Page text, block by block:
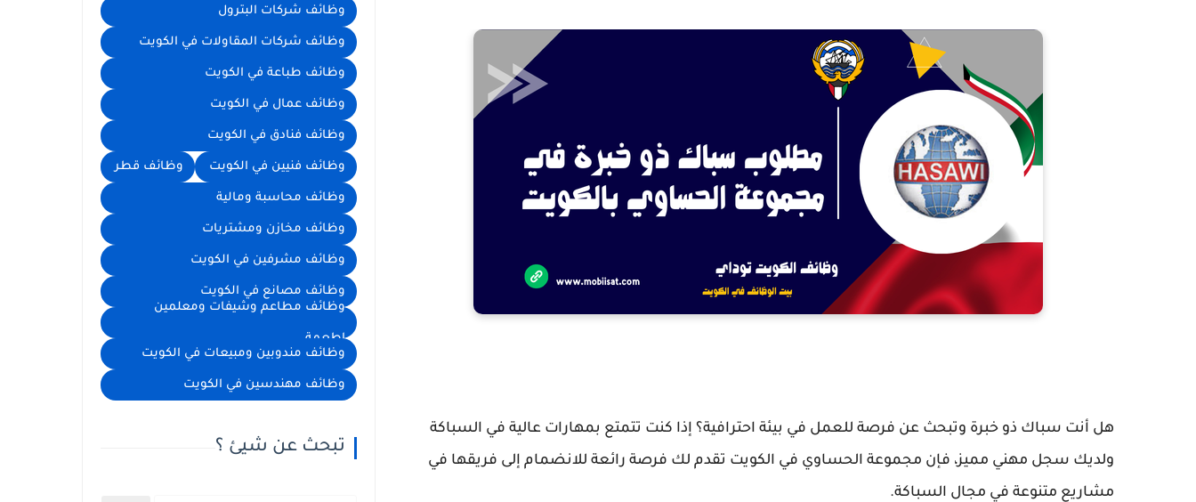
هل أنت سباك ذو خبرة وتبحث عن فرصة للعمل في بيئة احترافية؟ إذا كنت تتمتع بمهارات عالية في السباكة
ولديك سجل مهني مميز، فإن مجموعة الحساوي في الكويت تقدم لك فرصة رائعة للانضمام إلى فريقها في
مشاريع متنوعة في مجال السباكة.
وظائف شركات البترول
وظائف شركات المقاولات في الكويت
وظائف طباعة في الكويت
وظائف عمال في الكويت
وظائف فنادق في الكويت
وظائف فنيين في الكويت وظائف قطر
وظائف محاسبة ومالية
وظائف مخازن ومشتريات
وظائف مشرفين في الكويت
وظائف مصانع في الكويت
وظائف مطاعم وشيفات ومعلمين
اطعمة
وظائف مندوبين ومبيعات في الكويت
وظائف مهندسين في الكويت
تبحث عن شيئ ؟